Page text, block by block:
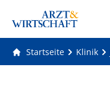
Startseite Klinik